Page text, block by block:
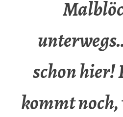
schon hier!
kommt